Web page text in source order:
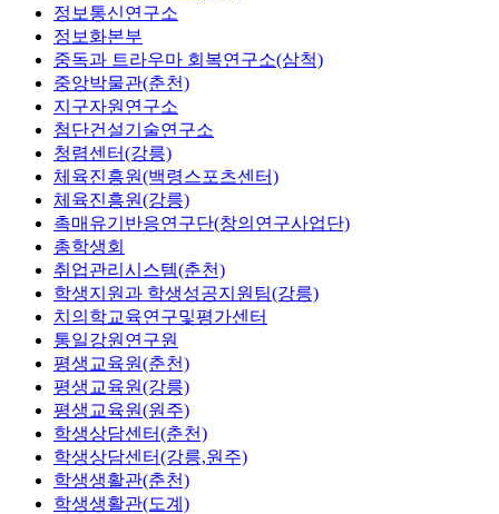
정보통신연구소
정보화본부
중독과 트라우마 회복연구소(삼척)
중앙박물관(춘천)
지구자원연구소
첨단건설기술연구소
청렴센터(강릉)
체육진흥원(백령스포츠센터)
체육진흥원(강릉)
촉매유기반응연구단(창의연구사업단)
총학생회
취업관리시스템(춘천)
학생지원과 학생성공지원팀(강릉)
치의학교육연구및평가센터
통일강원연구원
평생교육원(춘천)
평생교육원(강릉)
평생교육원(원주)
학생상담센터(춘천)
학생상담센터(강릉,원주)
학생생활관(춘천)
학생생활관(도계)